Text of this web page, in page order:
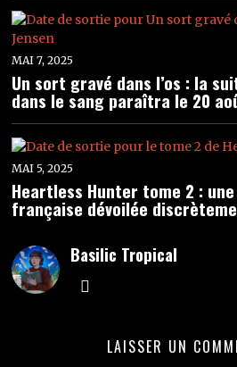
MAI 7, 2025
Un sort gravé dans l’os : la
dans le sang paraîtra le 20
MAI 5, 2025
Heartless Hunter tome 2 :
française dévoilée
Basilic Tropical
LAISSER UN